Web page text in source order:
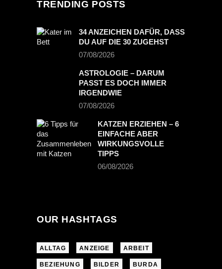
TRENDING POSTS
34 ANZEICHEN DAFÜR, DASS
DU AUF DIE 30 ZUGEHST
07/08/2026
ASTROLOGIE – DARUM
PASST ES DOCH IMMER
IRGENDWIE
07/08/2026
KATZEN ERZIEHEN – 6
EINFACHE ABER
WIRKUNGSVOLLE
TIPPS
06/08/2026
OUR HASHTAGS
ALLTAG ANZEIGE ARBEIT
BEZIEHUNG BILDER BURDA